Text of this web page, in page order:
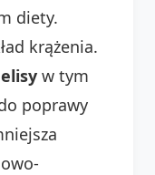
diety.
krążenia.
w tym
poprawy